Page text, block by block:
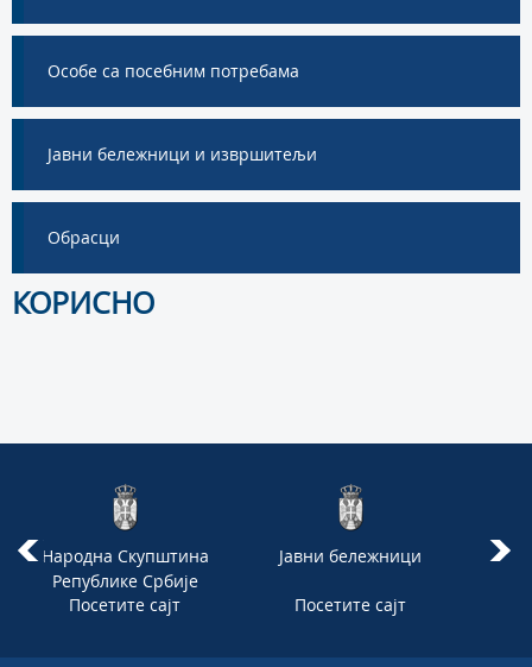
Особе са посебним потребама
Јавни бележници и извршитељи
Обрасци
КОРИСНО
Народна Скупштина
Републике Србије
Посетите сајт
Јавни бележници
Посетите сајт